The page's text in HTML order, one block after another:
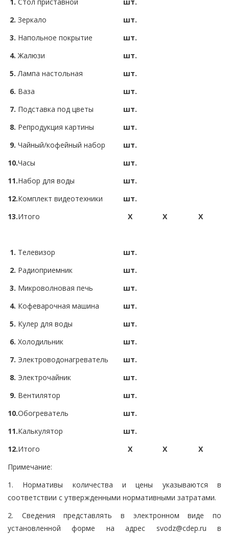
2. Зеркало
шт.
3. Напольное покрытие
шт.
4. Жалюзи
шт.
5. Лампа настольная
шт.
6. Ваза
шт.
7. Подставка под цветы
шт.
8. Репродукция картины
шт.
9. Чайный/кофейный набор
шт.
10.Часы
шт.
11.Набор для воды
шт.
12.Комплект видеотехники
шт.
13.Итого X X X
1. Телевизор
шт.
2. Радиоприемник
шт.
3. Микроволновая печь
шт.
4. Кофеварочная машина
шт.
5. Кулер для воды
шт.
6. Холодильник
шт.
7. Электроводонагреватель
шт.
8. Электрочайник
шт.
9. Вентилятор
шт.
10.Обогреватель
шт.
11.Калькулятор
шт.
12.Итого X X
X
Примечание:
1. Нормативы количества и цены указываются в
соответствии с утвержденными нормативными затратами.
2. Сведения представлять в электронном виде по
установленной форме на адрес svodz@cdep.ru в